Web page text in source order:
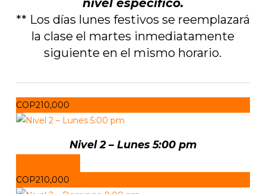
nivel específico.
** Los días lunes festivos se reemplazará
la clase el martes inmediatamente
siguiente en el mismo horario.
COP210,000
Nivel 2 – Lunes 5:00 pm
COP210,000